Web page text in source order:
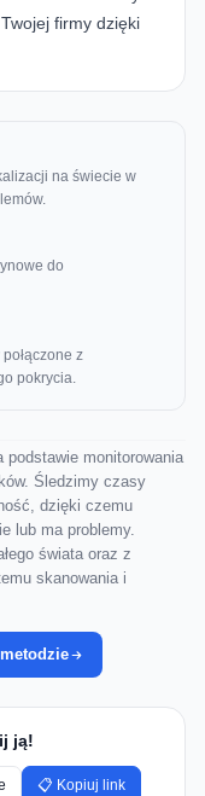
firmy dzięki
na świecie w
do
z
pokrycia.
monitorowania
Śledzimy czasy
dzięki czemu
lub ma problemy.
świata oraz z
skanowania i
ją!
📋 Kopiuj link